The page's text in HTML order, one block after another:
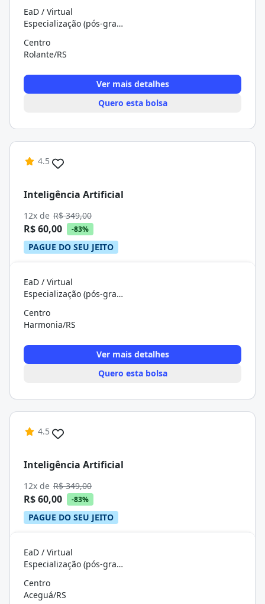
EaD / Virtual
Especialização (pós-graduação)
Centro
Rolante/RS
Ver mais detalhes
Quero esta bolsa
4.5
Inteligência Artificial
12x de R$ 349,00
R$ 60,00 -83%
PAGUE DO SEU JEITO
EaD / Virtual
Especialização (pós-graduação)
Centro
Harmonia/RS
Ver mais detalhes
Quero esta bolsa
4.5
Inteligência Artificial
12x de R$ 349,00
R$ 60,00 -83%
PAGUE DO SEU JEITO
EaD / Virtual
Especialização (pós-graduação)
Centro
Aceguá/RS